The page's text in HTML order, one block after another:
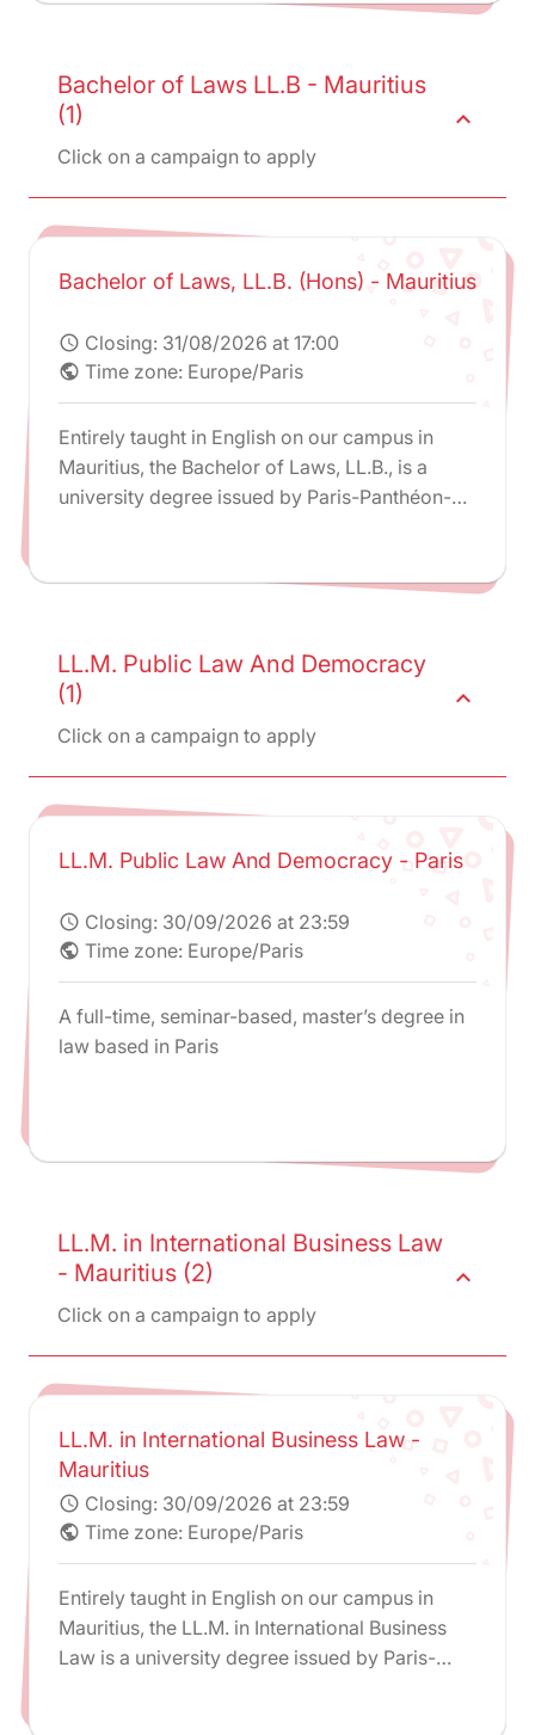
Bachelor of Laws LL.B - Mauritius
(1)
Click on a campaign to apply
expand_less
Bachelor of Laws, LL.B. (Hons) - Mauritius
schedule Closing: 31/08/2026 at 17:00
public Time zone: Europe/Paris
Entirely taught in English on our campus in
Mauritius, the Bachelor of Laws, LL.B., is a
university degree issued by Paris-Panthéon-
LL.M. Public Law And Democracy
(1)
Click on a campaign to apply
expand_less
LL.M. Public Law And Democracy - Paris
schedule Closing: 30/09/2026 at 23:59
public Time zone: Europe/Paris
A full-time, seminar-based, master’s degree in
law based in Paris
LL.M. in International Business Law
- Mauritius (2)
Click on a campaign to apply
expand_less
LL.M. in International Business Law -
Mauritius
schedule Closing: 30/09/2026 at 23:59
public Time zone: Europe/Paris
Entirely taught in English on our campus in
Mauritius, the LL.M. in International Business
Law is a university degree issued by Paris-